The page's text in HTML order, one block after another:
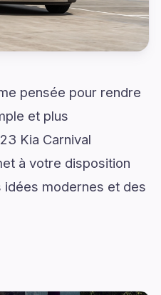
pensée pour rendre
et plus
Kia Carnival
à votre disposition
modernes et des